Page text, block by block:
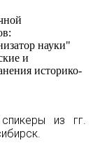
из гг.